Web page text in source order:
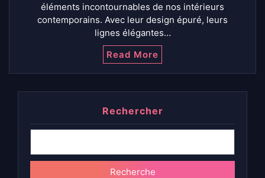
éléments incontournables de nos intérieurs
contemporains. Avec leur design épuré, leurs
lignes élégantes…
Read More
Rechercher
Recherche